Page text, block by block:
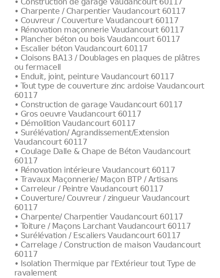
• Charpente / Charpentier Vaudancourt 60117
• Couvreur / Couverture Vaudancourt 60117
• Rénovation maçonnerie Vaudancourt 60117
• Plancher béton ou bois Vaudancourt 60117
• Escalier béton Vaudancourt 60117
• Cloisons BA13 / Doublages en plaques de plâtres
ou fermacell
• Enduit, joint, peinture Vaudancourt 60117
• Tout type de couverture zinc ardoise Vaudancourt
60117
• Construction de garage Vaudancourt 60117
• Gros oeuvre Vaudancourt 60117
• Démolition Vaudancourt 60117
• Surélévation/ Agrandissement/Extension
Vaudancourt 60117
• Coulage Dalle & Chape de Béton Vaudancourt
60117
• Rénovation intérieure Vaudancourt 60117
• Travaux Maçonnerie/ Maçon BTP / Artisans
• Carreleur / Peintre Vaudancourt 60117
• Couverture/ Couvreur / zingueur Vaudancourt
60117
• Charpente/ Charpentier Vaudancourt 60117
• Toiture / Maçons Larchant Vaudancourt 60117
• Surélévation / Escaliers Vaudancourt 60117
• Carrelage / Construction de maison Vaudancourt
60117
• Isolation Thermique par l'Extérieur tout Type de
ravalement